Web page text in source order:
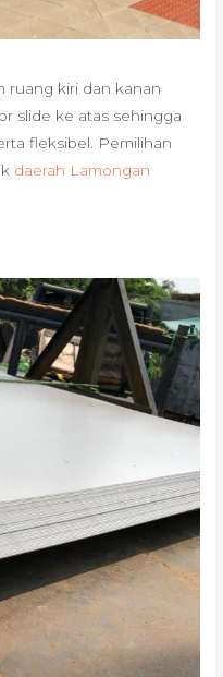
ruang kiri dan kanan
slide ke atas sehingga
fleksibel. Pemilihan
daerah Lamongan